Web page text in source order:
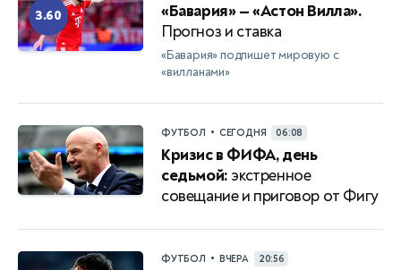
3.60
«Бавария» — «Астон Вилла».
Прогноз и ставка
«Бавария» подпишет мировую с
«вилланами»
ФУТБОЛ • СЕГОДНЯ 06:08
Кризис в ФИФА, день
седьмой: экстренное
совещание и приговор от Фигу
ФУТБОЛ • ВЧЕРА 20:56